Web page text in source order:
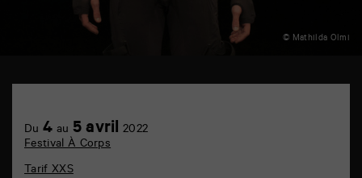
© Mathilda Olmi
Achetez
en
ligne
Du 4 au 5 avril 2022
Festival À Corps
Tarif XXS